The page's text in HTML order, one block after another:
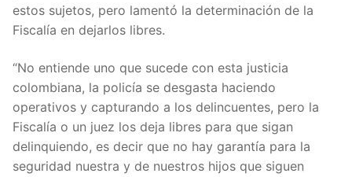
estos sujetos, pero lamentó la determinación de la
Fiscalía en dejarlos libres.
“No entiende uno que sucede con esta justicia
colombiana, la policía se desgasta haciendo
operativos y capturando a los delincuentes, pero la
Fiscalía o un juez los deja libres para que sigan
delinquiendo, es decir que no hay garantía para la
seguridad nuestra y de nuestros hijos que siguen